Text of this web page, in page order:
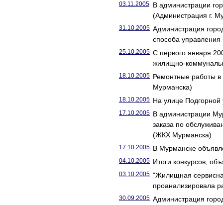
03.11.2005 В администрации
(Администрация г.
31.10.2005 Администрация
способа
25.10.2005 С первого января
жилищно-
18.10.2005 Ремонтные работы в
Мурманска)
18.10.2005 На улице
17.10.2005 В администрации
заказа по
(ЖКХ Мурманска)
17.10.2005 В Мурманске
04.10.2005 Итоги конкурсов,
03.10.2005 "Жилищная
проанализировала
30.09.2005 Администрация